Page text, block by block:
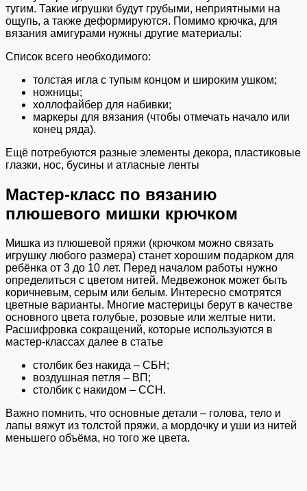
тугим. Такие игрушки будут грубыми, неприятными на
ощупь, а также деформируются. Помимо крючка, для
вязания амигурами нужны другие материалы:
Список всего необходимого:
толстая игла с тупым концом и широким ушком;
ножницы;
холлофайбер для набивки;
маркеры для вязания (чтобы отмечать начало или
конец ряда).
Ещё потребуются разные элементы декора, пластиковые
глазки, нос, бусины и атласные ленты
Мастер-класс по вязанию
плюшевого мишки крючком
Мишка из плюшевой пряжи (крючком можно связать
игрушку любого размера) станет хорошим подарком для
ребёнка от 3 до 10 лет. Перед началом работы нужно
определиться с цветом нитей. Медвежонок может быть
коричневым, серым или белым. Интересно смотрятся
цветные варианты. Многие мастерицы берут в качестве
основного цвета голубые, розовые или желтые нити.
Расшифровка сокращений, которые используются в
мастер-классах далее в статье
столбик без накида – СБН;
воздушная петля – ВП;
столбик с накидом – ССН.
Важно помнить, что основные детали – голова, тело и
лапы вяжут из толстой пряжи, а мордочку и уши из нитей
меньшего объёма, но того же цвета.